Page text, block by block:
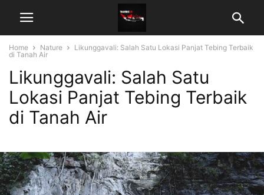
Home Nature
Likunggavali: Salah Satu Lokasi Panjat Tebing Terbaik
di Tanah Air
Likunggavali: Salah Satu
Lokasi Panjat Tebing Terbaik
di Tanah Air